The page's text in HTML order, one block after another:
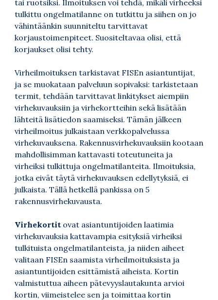
tai ruotsiksi. Ilmoituksen voi tehdä, mikäli virheeksi
tulkittu ongelmatilanne on tutkittu ja siihen on jo
vähintäänkin suunniteltu tarvittavat
korjaustoimenpiteet. Suositeltavaa olisi, että
korjaukset olisi tehty.
Virheilmoituksen tarkistavat FISEn asiantuntijat,
ja se muokataan palveluun sopivaksi: tarkistetaan
termit, tehdään tarvittavat linkitykset aiempiin
virhekuvauksiin ja virhekortteihin sekä lisätään
lähteitä lisätiedon saamiseksi. Tämän jälkeen
virheilmoitus julkaistaan verkkopalvelussa
virhekuvauksena. Rakennusvirhekuvauksiin kootaan
mahdollisimman kattavasti toteutuneita ja
virheiksi tulkittuja ongelmatilanteita. Ilmoituksia,
jotka eivät täytä virhekuvauksen edellytyksiä, ei
julkaista. Tällä hetkellä pankissa on 5
rakennusvirhekuvausta.
Virhekortit ovat asiantuntijoiden laatimia
virhekuvauksia kattavampia esityksiä virheiksi
tulkituista ongelmatilanteista, ja niiden aiheet
valitaan FISEn saamista virheilmoituksista ja
asiantuntijoiden esittämistä aiheista. Kortin
valmistuttua aiheen pätevyyslautakunta arvioi
kortin, viimeistelee sen ja toimittaa kortin